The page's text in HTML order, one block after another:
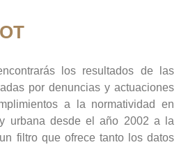
los resultados de las
por denuncias y actuaciones
a la normatividad en
urbana desde el año 2002 a la
filtro que ofrece tanto los datos